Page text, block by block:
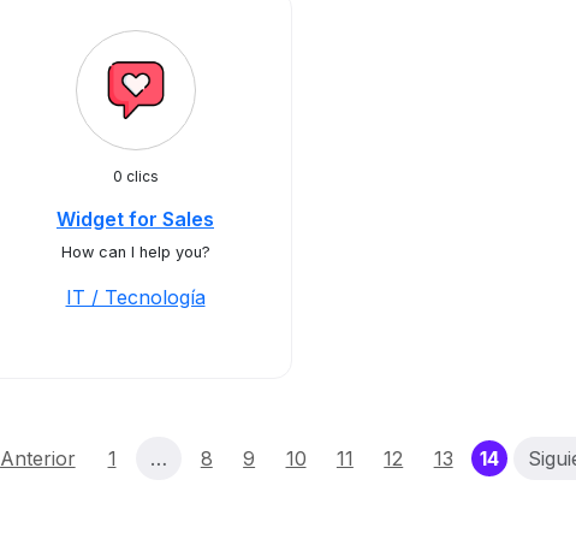
0 clics
Widget for Sales
How can I help you?
IT / Tecnología
Anterior 1 … 8 9 10 11 12 13 14